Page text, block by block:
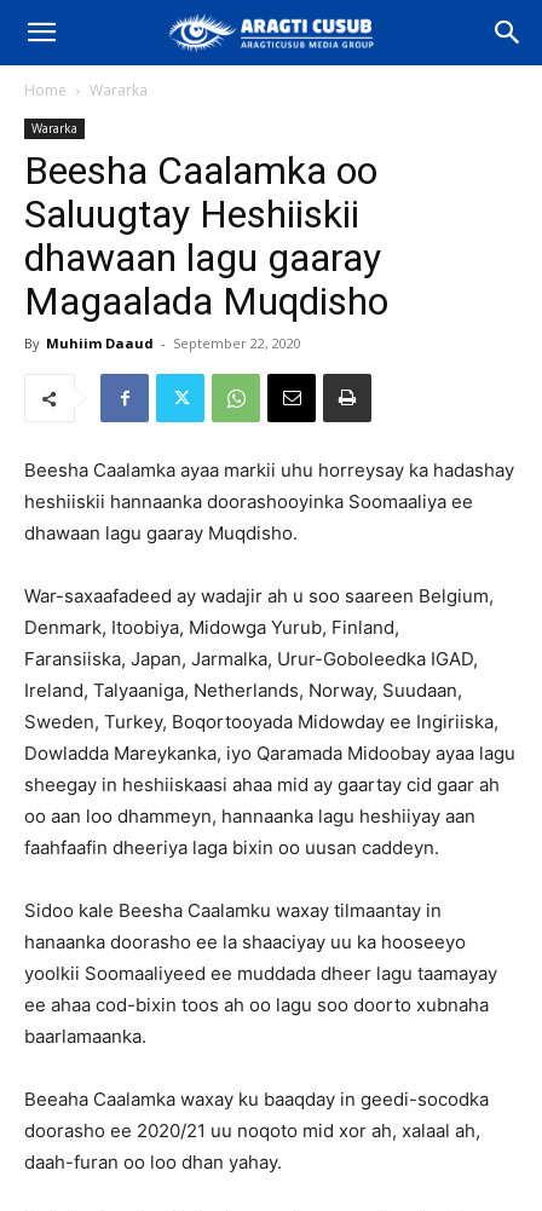
Home Wararka
Wararka
Beesha Caalamka oo
Saluugtay Heshiiskii
dhawaan lagu gaaray
Magaalada Muqdisho
By Muhiim Daaud - September 22, 2020
Beesha Caalamka ayaa markii uhu horreysay ka hadashay
heshiiskii hannaanka doorashooyinka Soomaaliya ee
dhawaan lagu gaaray Muqdisho.
War-saxaafadeed ay wadajir ah u soo saareen Belgium,
Denmark, Itoobiya, Midowga Yurub, Finland,
Faransiiska, Japan, Jarmalka, Urur-Goboleedka IGAD,
Ireland, Talyaaniga, Netherlands, Norway, Suudaan,
Sweden, Turkey, Boqortooyada Midowday ee Ingiriiska,
Dowladda Mareykanka, iyo Qaramada Midoobay ayaa lagu
sheegay in heshiiskaasi ahaa mid ay gaartay cid gaar ah
oo aan loo dhammeyn, hannaanka lagu heshiiyay aan
faahfaafin dheeriya laga bixin oo uusan caddeyn.
Sidoo kale Beesha Caalamku waxay tilmaantay in
hanaanka doorasho ee la shaaciyay uu ka hooseeyo
yoolkii Soomaaliyeed ee muddada dheer lagu taamayay
ee ahaa cod-bixin toos ah oo lagu soo doorto xubnaha
baarlamaanka.
Beeaha Caalamka waxay ku baaqday in geedi-socodka
doorasho ee 2020/21 uu noqoto mid xor ah, xalaal ah,
daah-furan oo loo dhan yahay.